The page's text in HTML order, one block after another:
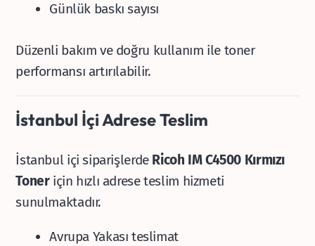
Günlük baskı sayısı
Düzenli bakım ve doğru kullanım ile toner
performansı artırılabilir.
İstanbul İçi Adrese Teslim
İstanbul içi siparişlerde Ricoh IM C4500 Kırmızı
Toneriçin hızlı adrese teslim hizmeti
sunulmaktadır.
Avrupa Yakası teslimat